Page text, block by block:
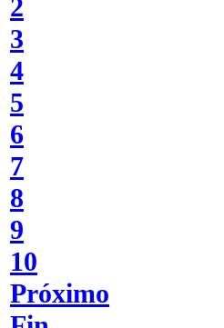
2
3
4
5
6
7
8
9
10
Próximo